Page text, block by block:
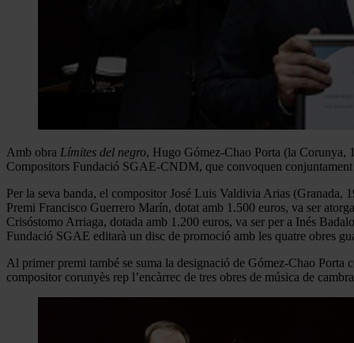
Amb obra Límites del negro, Hugo Gómez-Chao Porta (la Corunya,
Compositors Fundació SGAE-CNDM, que convoquen
Per la seva banda, el compositor José Luis Valdivia Arias
Premi Francisco Guerrero Marín, dotat amb 1.500 euros, va ser
Crisóstomo Arriaga, dotada amb 1.200 euros, va ser per a Inés
Fundació SGAE editarà un disc de promoció amb les quatre obres
Al primer premi també se suma la designació de Gómez-Chao Porta
compositor corunyès rep l’encàrrec de tres obres de música de